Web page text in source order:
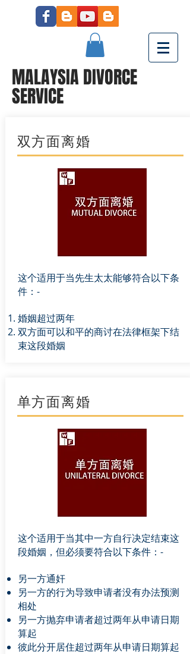
MALAYSIA DIVORCE
SERVICE
双方面离婚
这个适用于当先生太太能够符合以下条
件：-
婚姻超过两年
双方面可以和平的商讨在法律框架下结
束这段婚姻
单方面离婚
这个适用于当其中一方自行决定结束这
段婚姻，但必须要符合以下条件：-
另一方通奸
另一方的行为导致申请者没有办法预测
相处
另一方抛弃申请者超过两年从申请日期
算起
彼此分开居住超过两年从申请日期算起